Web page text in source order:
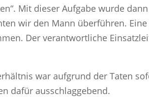
Mit dieser Aufgabe wurde
wir den Mann überführen. Eine
Der verantwortliche
war aufgrund der Taten
dafür ausschlaggebend.